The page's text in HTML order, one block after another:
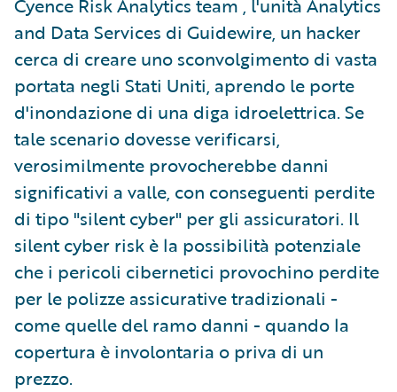
and Data Services di Guidewire, un hacker
cerca di creare uno sconvolgimento di vasta
portata negli Stati Uniti, aprendo le porte
d'inondazione di una diga idroelettrica. Se
tale scenario dovesse verificarsi,
verosimilmente provocherebbe danni
significativi a valle, con conseguenti perdite
di tipo "silent cyber" per gli assicuratori. Il
silent cyber risk è la possibilità potenziale
che i pericoli cibernetici provochino perdite
per le polizze assicurative tradizionali -
come quelle del ramo danni - quando la
copertura è involontaria o priva di un
prezzo.